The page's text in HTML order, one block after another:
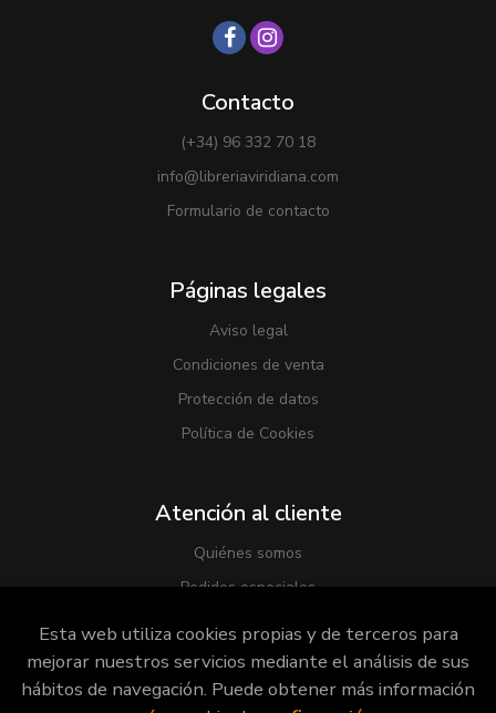
Contacto
(+34) 96 332 70 18
info@libreriaviridiana.com
Formulario de contacto
Páginas legales
Aviso legal
Condiciones de venta
Protección de datos
Política de Cookies
Atención al cliente
Quiénes somos
Pedidos especiales
2026 © Librería Viridiana . Todos los Derechos Reservados |
Esta web utiliza cookies propias y de terceros para
mejorar nuestros servicios mediante el análisis de sus
hábitos de navegación. Puede obtener más información